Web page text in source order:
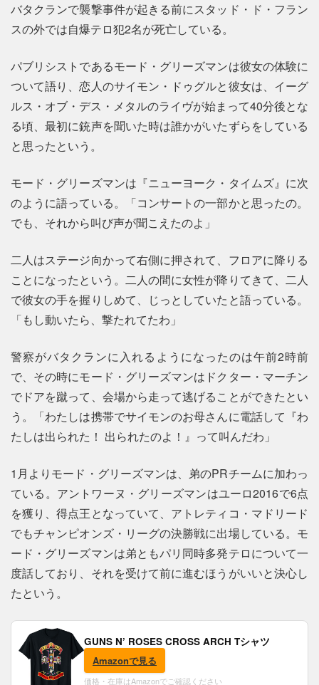
バタクランで襲撃事件が起きる前にスタッド・ド・フラン
スの外では自爆テロ犯2名が死亡している。
パブリシストであるモード・グリーズマンは彼女の体験に
ついて語り、恋人のサイモン・ドゥグルと彼女は、イーグ
ルス・オブ・デス・メタルのライヴが始まって40分後とな
る頃、最初に銃声を聞いた時は誰かがいたずらをしている
と思ったという。
モード・グリーズマンは『ニューヨーク・タイムズ』に次
のように語っている。「コンサートの一部かと思ったの。
でも、それから叫び声が聞こえたのよ」
二人はステージ向かって右側に押されて、フロアに降りる
ことになったという。二人の間に女性が降りてきて、二人
で彼女の手を握りしめて、じっとしていたと語っている。
「もし動いたら、撃たれてたわ」
警察がバタクランに入れるようになったのは午前2時前
で、その時にモード・グリーズマンはドクター・マーチン
でドアを蹴って、会場から走って逃げることができたとい
う。「わたしは携帯でサイモンのお母さんに電話して『わ
たしは出られた！ 出られたのよ！』って叫んだわ」
1月よりモード・グリーズマンは、弟のPRチームに加わっ
ている。アントワーヌ・グリーズマンはユーロ2016で6点
を獲り、得点王となっていて、アトレティコ・マドリード
でもチャンピオンズ・リーグの決勝戦に出場している。モ
ード・グリーズマンは弟ともパリ同時多発テロについて一
度話しており、それを受けて前に進むほうがいいと決心し
たという。
GUNS N’ ROSES CROSS ARCH Tシャツ
Amazonで見る
価格・在庫はAmazonでご確認ください